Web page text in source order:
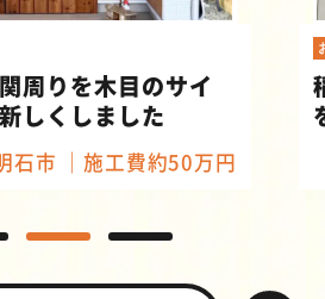
周りを木目のサイ
しくしました
石市 施工費約50万円